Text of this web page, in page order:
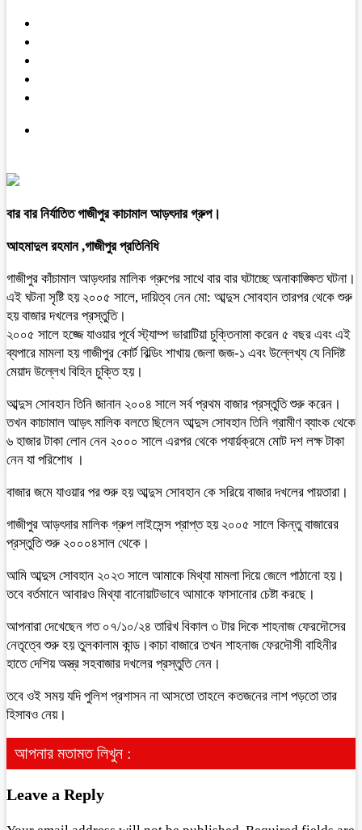
বার বার নির্যাতিত গাজীপুর কাচামাল আড়ৎদার গ্রুপ।
আহমাদুল রহমান ,গাজীপুর প্রতিনিধি
গাজীপুর কাঁচামাল আড়ৎদার মালিক গ্রুপের সাথে বার বার ঘটাচ্ছে অনাকাঙ্ক্ষিত ঘটনা।
এই ঘটনা সৃষ্টি হয় ২০০৫ সালে, দায়িত্ব নেন মো: আব্দুস সোবহান তারপর থেকে শুরু
হয় বাজার দখলের প্রস্তুতি।
২০০৫ সালে হজ্জে যাওয়ার পূর্বে স্ট্যাম্প ভারাটিয়া চুক্তিনামা করেন ৫ বছর এবং এই
ব্যপারে মামলা হয় গাজীপুর কোর্ট বিল্ডিং শাখায় জেলা জজ-১ এবং উল্লেখ্য যে নিদিষ্ট
মেয়াদ উল্লেখ বিহিন চুক্তি হয়।
আব্দুস সোবহান তিনি জানান ২০০৪ সালে সর্ব প্রথম বাজার প্রস্তুতি শুরু করেন।
তখন কাচামাল আড়ৎ মালিক বলতে ছিলেন আব্দুস সোবহান তিনি গ্রামীণ ব্যাংক থেকে
৬ হাজার টাকা লোন নেন ২০০০ সালে এরপর থেকে পযার্য়ক্রমে মোট দশ লক্ষ টাকা
নেন যা পরিশোধ ।
বাজার জমে যাওয়ার পর শুরু হয় আব্দুস সোবহান কে সরিয়ে বাজার দখলের পায়তারা।
গাজীপুর আড়ৎদার মালিক গ্রুপ লাইসেন্স প্রাপ্ত হয় ২০০৫ সালে কিন্তু বাজারের
প্রস্তুতি শুরু ২০০০৪সাল থেকে।
আমি আব্দুস সোবহান ২০২৩ সালে আমাকে মিথ্যা মামলা দিয়ে জেলে পাঠানো হয়।
তবে বর্তমানে আবারও মিথ্যা বানোয়াটভাবে আমাকে ফাসানোর চেষ্টা করছে।
আপনারা দেখেছেন গত ০৭/১০/২৪ তারিখ বিকাল ৩ টার দিকে শাহনাজ ফেরদৌসের
নেতৃত্বে শুরু হয় তুলকালাম কান্ড।কাচা বাজারে তখন শাহনাজ ফেরদৌসী বাহিনীর
হাতে দেশিয় অস্ত্র সহবাজার দখলের প্রস্তুতি নেন।
তবে ওই সময় যদি পুলিশ প্রশাসন না আসতো তাহলে কতজনের লাশ পড়তো তার
হিসাবও নেয়।
আপনার মতামত লিখুন :
Leave a Reply